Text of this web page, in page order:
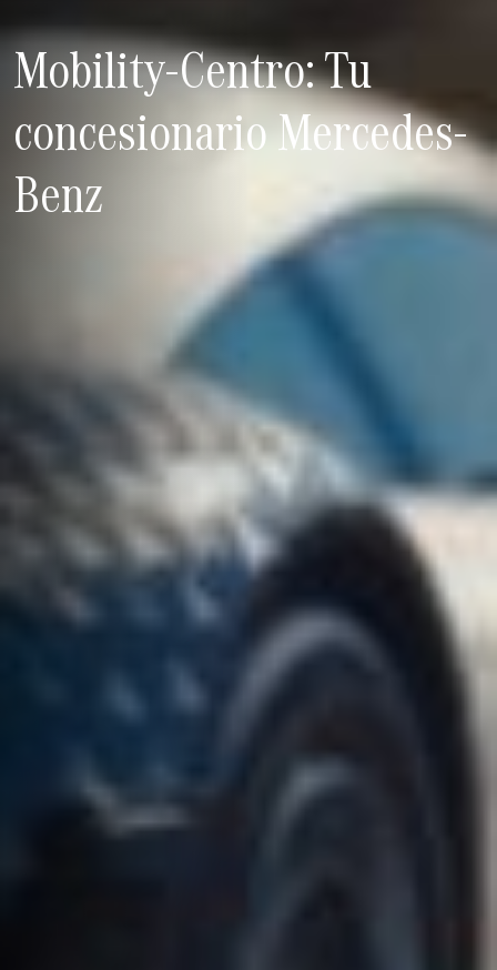
Mobility-Centro: Tu
concesionario Mercedes-
Benz